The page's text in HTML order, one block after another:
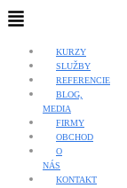
Menu
KURZY
SLUŽBY
REFERENCIE
BLOG,
MEDIA
FIRMY
OBCHOD
O
NÁS
KONTAKT